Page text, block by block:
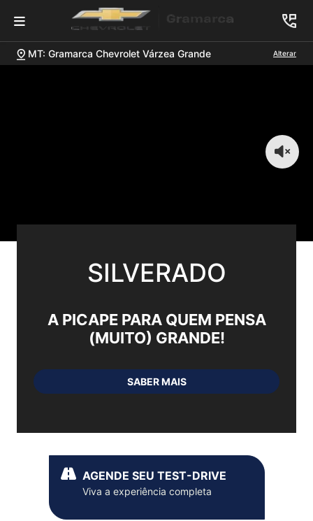
MT: Gramarca Chevrolet Várzea Grande Alterar
SILVERADO
A PICAPE PARA QUEM PENSA
(MUITO) GRANDE!
SABER MAIS
AGENDE SEU TEST-DRIVE
Viva a experiência completa